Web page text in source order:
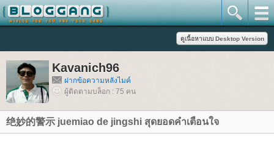
Kavanich96
ฝากข้อความหลังไมค์
ผู้ติดตามบล็อก : 75 คน
绝妙的警示 juemiao de jingshi สุดยอดคำเตือนใจ